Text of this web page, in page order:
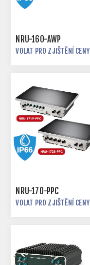
NRU-160-AWP
VOLAT PRO ZJIŠTĚNÍ CENY
NRU-170-PPC
VOLAT PRO ZJIŠTĚNÍ CENY